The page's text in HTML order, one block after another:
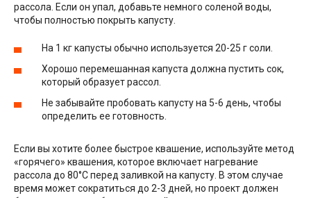
рассола. Если он упал, добавьте немного соленой воды,
чтобы полностью покрыть капусту.
На 1 кг капусты обычно используется 20-25 г соли.
Хорошо перемешанная капуста должна пустить сок,
который образует рассол.
Не забывайте пробовать капусту на 5-6 день, чтобы
определить ее готовность.
Если вы хотите более быстрое квашение, используйте метод
«горячего» квашения, которое включает нагревание
рассола до 80°С перед заливкой на капусту. В этом случае
время может сократиться до 2-3 дней, но проект должен